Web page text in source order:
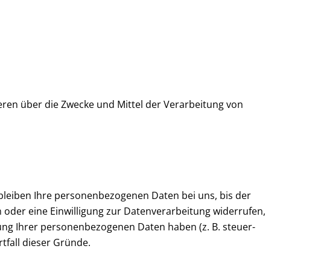
über die Zwecke und Mittel der Verarbeitung von
Ihre personenbezogenen Daten bei uns, bis der
eine Einwilligung zur Datenverarbeitung widerrufen,
Ihrer personenbezogenen Daten haben (z. B. steuer-
dieser Gründe.